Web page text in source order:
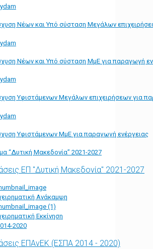
Νέων και Υπό σύσταση Μεγάλων
Νέων και Υπό σύσταση ΜμΕ για παραγωγή
Υφιστάμενων Μεγάλων επιχειρήσεων για
Υφιστάμενων ΜμΕ για παραγωγή ενέργειας
“Δυτική Μακεδονία” 2021-2027
ΕΠ "Δυτική Μακεδονία" 2021-2027
Ανάκαμψη
Εκκίνηση
2020
ΕΠΑνΕΚ (ΕΣΠΑ 2014 - 2020)